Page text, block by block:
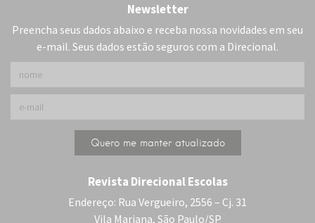
Newsletter
Preencha seus dados abaixo e receba nossa novidades em seu
e-mail. Seus dados estão seguros com a Direcional.
Revista Direcional Escolas
Endereço: Rua Vergueiro, 2556 – Cj. 31
Vila Mariana, São Paulo/SP